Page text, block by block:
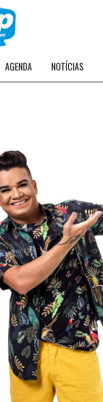
AGENDA NOTÍCIAS